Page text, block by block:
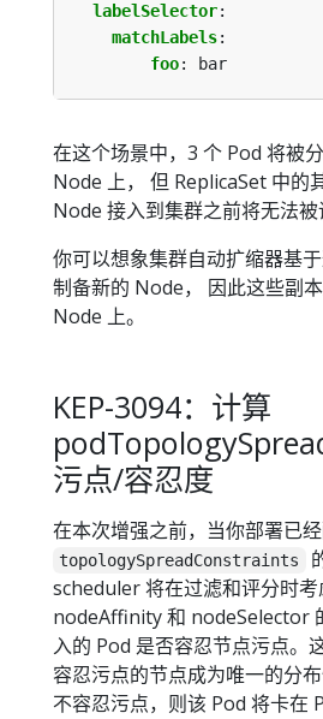
labelSelector:
matchLabels:
foo: bar
在这个场景中，3 个 Pod 将被
Node 上， 但 ReplicaSet 中的
Node 接入到集群之前将无法被
你可以想象集群自动扩缩器基
制备新的 Node， 因此这些副
Node 上。
KEP-3094：计算
污点/容忍度
在本次增强之前，当你部署已
topologySpreadConstraints
scheduler 将在过滤和评分时
nodeAffinity 和 nodeSelector
入的 Pod 是否容忍节点污点。
容忍污点的节点成为唯一的分
不容忍污点，则该 Pod 将卡在